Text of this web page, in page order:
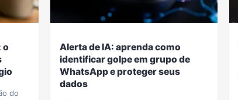
o
do
Alerta de IA: aprenda como
identificar golpe em grupo de
WhatsApp e proteger seus
dados